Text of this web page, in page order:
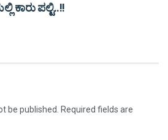
ಕಾರು ಪಲ್ಟಿ..!!
be published.
Required fields are